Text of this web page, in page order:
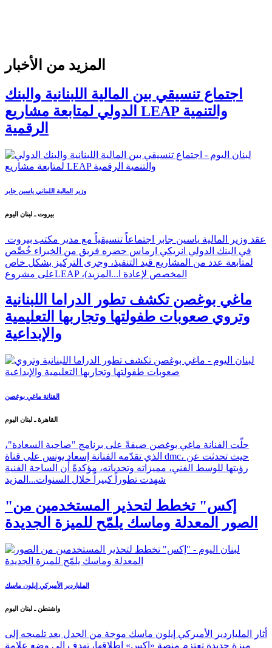
المزيد من الأخبار
اجتماع تنسيقي بين المالية اللبنانية والبنك
الدولي لمتابعة مشاريع LEAP والتنمية
الرقمية
وزير المالية اللبناني ياسين جابر
بيروت ـ لبنان اليوم
في البنك الدولي انريكي ارماس حضره فريق من الخبراء خُصِّص
لمتابعة عدد من المشاريع قيد التنفيذ، وجرى التركيز بشكل خاص
على مشروعLEAP ،(المخصص لإعادة ا... المزيد
ماغي بوغصن تكشف تطور الدراما اللبنانية
وتروي صعوبات طفولتها وتجاربها التعليمية
والإبداعية
الفنانة ماغي بوغصن
القاهرة ـ لبنان اليوم
حلّت الفنانة ماغي بوغصن ضيفةً على برنامج "صاحبة السعادة"،
الذي تقدّمه الفنانة إسعاد يونس على قناة dmc، حيث تحدثت عن
رؤيتها للوسط الفني، مميزاته وتحدياته، مؤكدةً أن الساحة الفنية
شهدت تطوراً كبيراً خلال السنوات... المزيد
"إكس" تخطط لتحذير المستخدمين من
الصور المعدلة وماسك يلمّح للميزة الجديدة
الملياردير الأميركي إيلون ماسك
واشنطن ـ لبنان اليوم
أثار الملياردير الأميركي إيلون ماسك موجة من الجدل بعد تلميحه إلى
ميزة جديدة تعتزم منصة «إكس» إطلاقها، تهدف إلى وضع علامة